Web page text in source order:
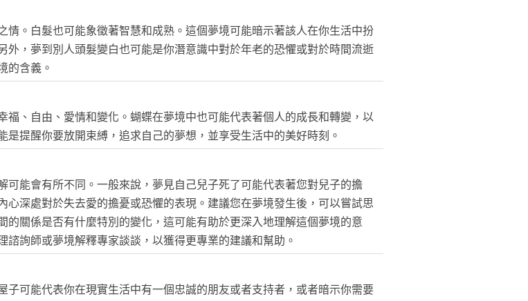
情。白髮也可能象徵著智慧和成熟。這個夢境可能暗示著該人在你生活中扮
，夢到別人頭髮變白也可能是你潛意識中對於年老的恐懼或對於時間流逝
的含義。
福、自由、愛情和變化。蝴蝶在夢境中也可能代表著個人的成長和轉變，以
提醒你要放開束縛，追求自己的夢想，並享受生活中的美好時刻。
可能會有所不同。一般來說，夢見自己兒子死了可能代表著您對兒子的擔
心深處對於失去愛的擔憂或恐懼的表現。建議您在夢境發生後，可以嘗試思
關係是否有什麼特別的變化，這可能有助於更深入地理解這個夢境的意
詢師或夢境解釋專家談談，以獲得更專業的建議和幫助。
子可能代表你在現實生活中有一個忠誠的朋友或者支持者，或者暗示你需要